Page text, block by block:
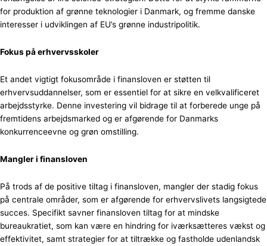
for produktion af grønne teknologier i Danmark, og fremme danske
interesser i udviklingen af EU’s grønne industripolitik.
Fokus på erhvervsskoler
Et andet vigtigt fokusområde i finansloven er støtten til
erhvervsuddannelser, som er essentiel for at sikre en velkvalificeret
arbejdsstyrke. Denne investering vil bidrage til at forberede unge på
fremtidens arbejdsmarked og er afgørende for Danmarks
konkurrenceevne og grøn omstilling.
Mangler i finansloven
På trods af de positive tiltag i finansloven, mangler der stadig fokus
på centrale områder, som er afgørende for erhvervslivets langsigtede
succes. Specifikt savner finansloven tiltag for at mindske
bureaukratiet, som kan være en hindring for iværksætteres vækst og
effektivitet, samt strategier for at tiltrække og fastholde udenlandsk